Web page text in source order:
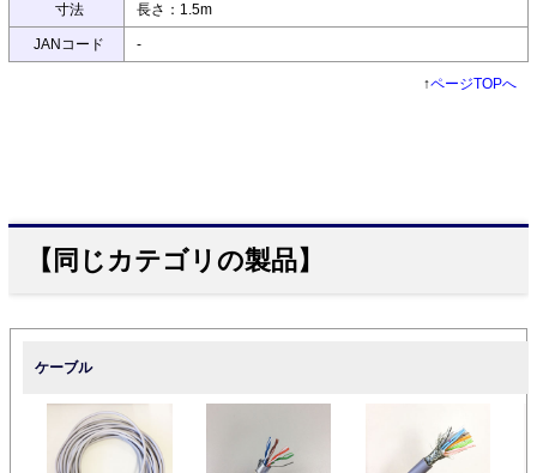
寸法 長さ：1.5m
JANコード -
↑ページTOPへ
【同じカテゴリの製品】
ケーブル